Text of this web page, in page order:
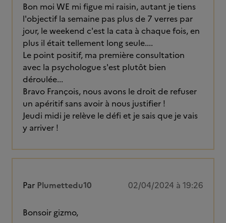
Bon moi WE mi figue mi raisin, autant je tiens
l'objectif la semaine pas plus de 7 verres par
jour, le weekend c'est la cata à chaque fois, en
plus il était tellement long seule....
Le point positif, ma première consultation
avec la psychologue s'est plutôt bien
déroulée...
Bravo François, nous avons le droit de refuser
un apéritif sans avoir à nous justifier !
Jeudi midi je relève le défi et je sais que je vais
y arriver !
Par Plumettedu10 02/04/2024 à 19:26
Bonsoir gizmo,